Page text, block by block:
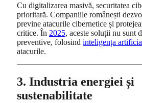
Cu digitalizarea masivă, securitatea
prioritară. Companiile românești
previne atacurile cibernetice și
critice. În 2025, aceste soluții nu sunt
preventive, folosind inteligența
atacurile.
3. Industria energiei și
sustenabilitate